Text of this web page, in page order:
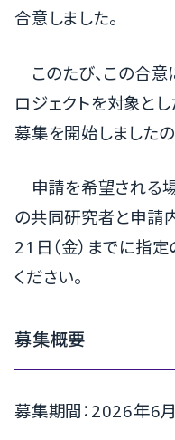
合意しました。
このたび、この合
ロジェクトを対象と
募集を開始しましたの
申請を希望される
の共同研究者と申請
21日（金）までに指
ください。
募集概要
募集期間：2026年6月